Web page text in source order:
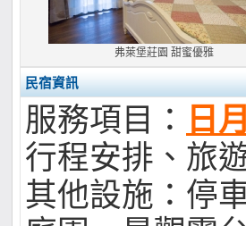
弗萊堡莊園 甜蜜優雅
民宿資訊
服務項目： 日
行程安排、旅
其他設施：停